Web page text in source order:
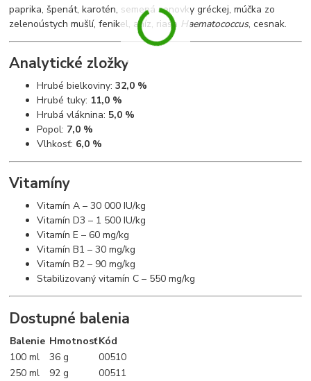
paprika, špenát, karotén, semená senovky gréckej, múčka zo
zelenoústych mušlí, fenikel, aníz, riasa Haematococcus, cesnak.
Analytické zložky
Hrubé bielkoviny:32,0 %
Hrubé tuky: 11,0 %
Hrubá vláknina: 5,0 %
Popol: 7,0 %
Vlhkosť: 6,0 %
Vitamíny
Vitamín A – 30 000 IU/kg
Vitamín D3 – 1 500 IU/kg
Vitamín E – 60 mg/kg
Vitamín B1 – 30 mg/kg
Vitamín B2 – 90 mg/kg
Stabilizovaný vitamín C – 550 mg/kg
Dostupné balenia
Balenie HmotnosťKód
100 ml
36 g
00510
250 ml
92 g
00511